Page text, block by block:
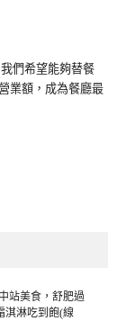
們希望能夠替餐
業額，成為餐廳最
站美食，舒肥過
淇淋吃到飽(線